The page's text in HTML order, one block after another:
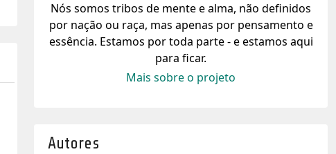
Nós somos tribos de mente e alma, não definidos
por nação ou raça, mas apenas por pensamento e
essência. Estamos por toda parte - e estamos aqui
para ficar.
Mais sobre o projeto
Autores